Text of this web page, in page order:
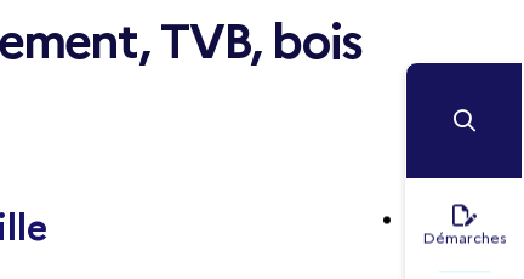
Démarches
TVB, bois